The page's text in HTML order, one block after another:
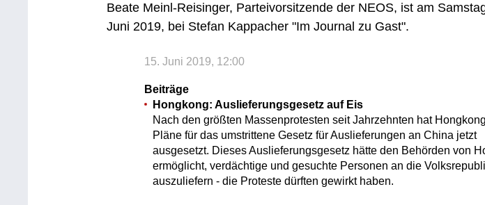
Beate Meinl-Reisinger, Parteivorsitzende der NEOS, ist am
Juni 2019, bei Stefan Kappacher "Im Journal zu Gast".
15. Juni 2019, 12:00
Beiträge
Hongkong: Auslieferungsgesetz auf Eis
Nach den größten Massenprotesten seit Jahrzehnten hat
Pläne für das umstrittene Gesetz für Auslieferungen an China jetzt
ausgesetzt. Dieses Auslieferungsgesetz hätte den Behörden von
ermöglicht, verdächtige und gesuchte Personen an die
auszuliefern - die Proteste dürften gewirkt haben.